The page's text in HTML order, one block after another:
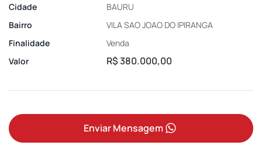
Cidade
BAURU
Bairro
VILA SAO JOAO DO IPIRANGA
Finalidade
Venda
Valor
R$ 380.000,00
Enviar Mensagem